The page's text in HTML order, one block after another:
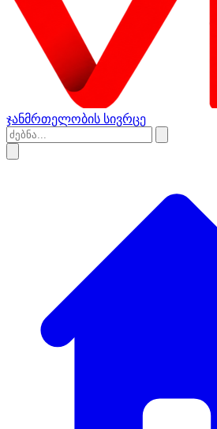
ჯანმრთელობის სივრცე